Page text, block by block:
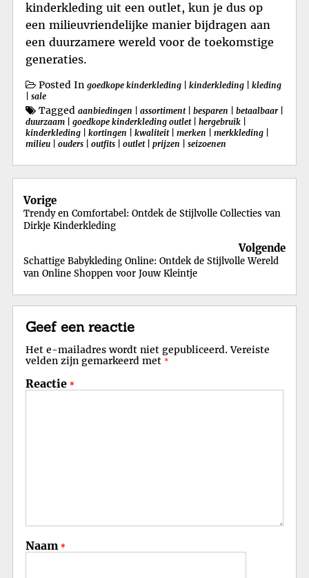
kinderkleding uit een outlet, kun je dus op
een milieuvriendelijke manier bijdragen aan
een duurzamere wereld voor de toekomstige
generaties.
Posted In goedkope kinderkleding kinderkleding
kleding
sale
Tagged aanbiedingen assortiment| besparen betaalbaar
duurzaam
goedkope kinderkleding outlet| hergebruik
kinderkleding
kortingen kwaliteit| merken merkkleding
milieu
ouders outfits outlet| prijzen seizoenen
Berichtnavigatie
Vorige
Trendy en Comfortabel: Ontdek de Stijlvolle Collecties van
Dirkje Kinderkleding
Volgende
Schattige Babykleding Online: Ontdek de Stijlvolle Wereld
van Online Shoppen voor Jouw Kleintje
Geef een reactie
Het e-mailadres wordt niet gepubliceerd. Vereiste
velden zijn gemarkeerd met *
Reactie *
Naam *